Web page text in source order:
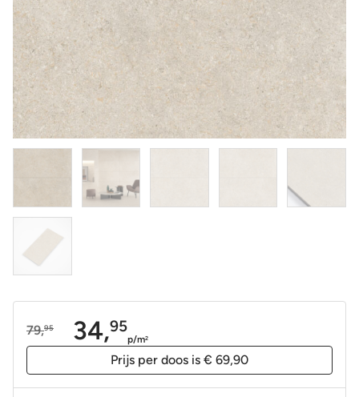
79,95
Oorspronkelijke
34,95
Huidige
p/m2
Prijs per doos is € 69,90